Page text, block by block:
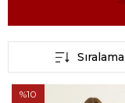
Sıralama
%10